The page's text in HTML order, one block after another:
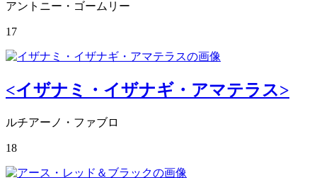
アントニー・ゴームリー
17
<イザナミ・イザナギ・アマテラス>
ルチアーノ・ファブロ
18